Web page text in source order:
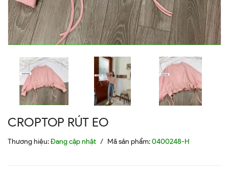
CROPTOP RÚT EO
Thương hiệu:Đang cập nhật / Mã sản phẩm:0400248-H